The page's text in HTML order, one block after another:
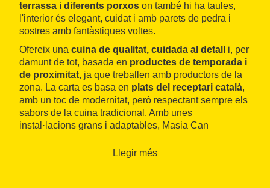
terrassa i diferents porxos on també hi ha taules,
l'interior és elegant, cuidat i amb parets de pedra i
sostres amb fantàstiques voltes.
Ofereix una cuina de qualitat, cuidada al detall
i, per
damunt de tot, basada en productes de temporada i
de proximitat, ja que treballen amb productors de la
zona. La carta es basa en plats del receptari català,
amb un toc de modernitat, però respectant sempre els
sabors de la cuina tradicional. Amb unes
instal·lacions grans i adaptables, Masia Can
família i els amics com per a dinars d'empreses o
Llegir més